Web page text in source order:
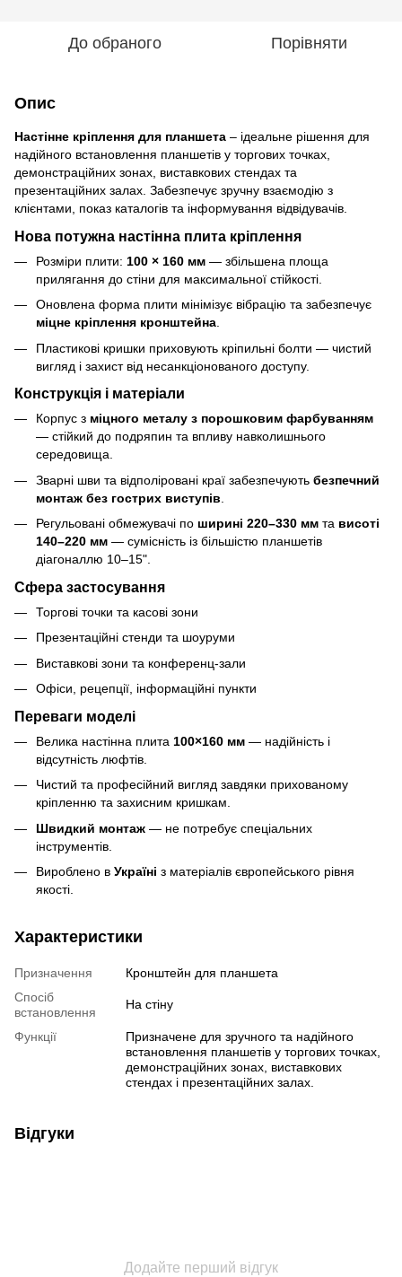
До обраного Порівняти
Опис
Настінне кріплення для планшета – ідеальне рішення для
надійного встановлення планшетів у торгових точках,
демонстраційних зонах, виставкових стендах та
презентаційних залах. Забезпечує зручну взаємодію з
клієнтами, показ каталогів та інформування відвідувачів.
Нова потужна настінна плита кріплення
Розміри плити: 100 × 160 мм — збільшена площа
прилягання до стіни для максимальної стійкості.
Оновлена форма плити мінімізує вібрацію та забезпечує
міцне кріплення кронштейна
Пластикові кришки приховують кріпильні болти — чистий
вигляд і захист від несанкціонованого доступу.
Конструкція і матеріали
Корпус з міцного металу з порошковим фарбуванням
— стійкий до подряпин та впливу навколишнього
середовища.
Зварні шви та відполіровані краї забезпечують безпечний
монтаж без гострих виступів
Регульовані обмежувачі по ширині 220–330 мм та висоті
140–220 мм — сумісність із більшістю планшетів
діагоналлю 10–15".
Сфера застосування
Торгові точки та касові зони
Презентаційні стенди та шоуруми
Виставкові зони та конференц-зали
Офіси, рецепції, інформаційні пункти
Переваги моделі
Велика настінна плита 100×160 мм — надійність і
відсутність люфтів.
Чистий та професійний вигляд завдяки прихованому
кріпленню та захисним кришкам.
Швидкий монтаж — не потребує спеціальних
інструментів.
Вироблено в Україні з матеріалів європейського рівня
якості.
Характеристики
Призначення
Кронштейн для планшета
Спосіб
встановлення
На стіну
Функції
Призначене для зручного та надійного
встановлення планшетів у торгових точках,
демонстраційних зонах, виставкових
стендах і презентаційних залах.
Відгуки
Додайте перший відгук